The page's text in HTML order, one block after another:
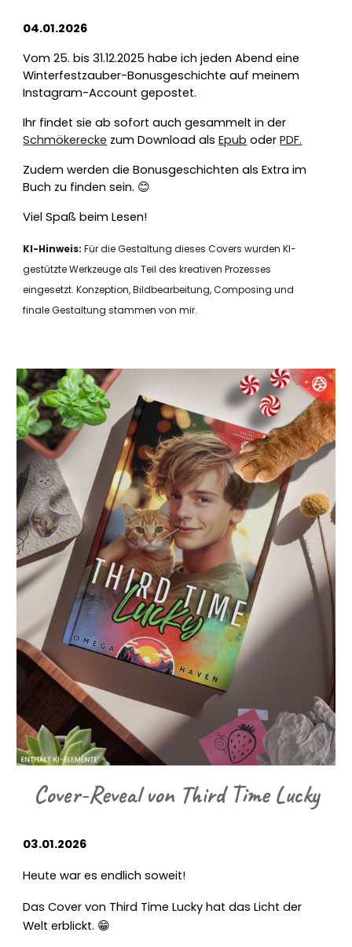
04.01.2026
Vom 25. bis 31.12.2025 habe ich jeden Abend eine
Winterfestzauber-Bonusgeschichte auf meinem
Instagram-Account gepostet.
Ihr findet sie ab sofort auch gesammelt in der
Schmökerecke zum Download alsEpub oderPDF.
Zudem werden die Bonusgeschichten als Extra im
Buch zu finden sein. 😊
Viel Spaß beim Lesen!
KI-Hinweis:Für die Gestaltung dieses Covers wurden KI-
gestützte Werkzeuge als Teil des kreativen Prozesses
eingesetzt. Konzeption, Bildbearbeitung, Composing und
finale Gestaltung stammen von mir.
Cover-Reveal von Third Time Lucky
03.01.2026
Heute war es endlich soweit!
Das Cover von Third Time Lucky hat das Licht der
Welt erblickt. 😁